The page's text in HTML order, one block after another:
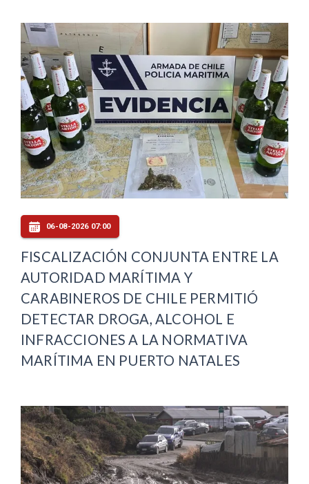
06-08-2026 07:00
FISCALIZACIÓN CONJUNTA ENTRE LA
AUTORIDAD MARÍTIMA Y
CARABINEROS DE CHILE PERMITIÓ
DETECTAR DROGA, ALCOHOL E
INFRACCIONES A LA NORMATIVA
MARÍTIMA EN PUERTO NATALES